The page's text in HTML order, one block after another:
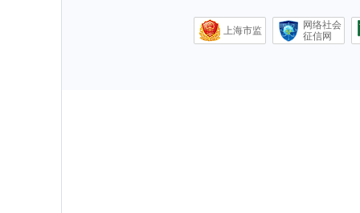
上海市监
网络社会
征信网